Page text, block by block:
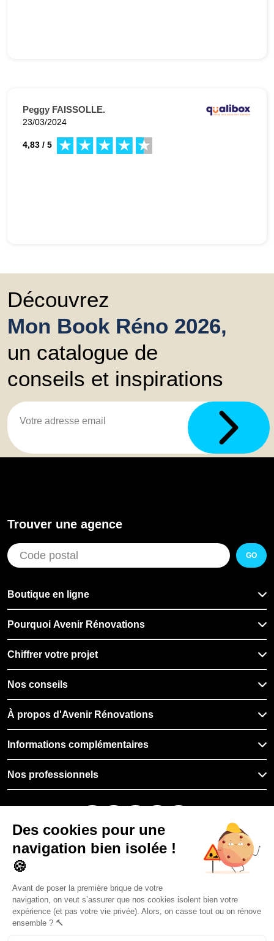
Peggy FAISSOLLE.
23/03/2024
4,83 / 5
Découvrez
Mon Book Réno 2026,
un catalogue de
conseils et inspirations
Trouver une agence
GO
Boutique en ligne
Pourquoi Avenir Rénovations
Chiffrer votre projet
Nos conseils
À propos d'Avenir Rénovations
Informations complémentaires
Nos professionnels